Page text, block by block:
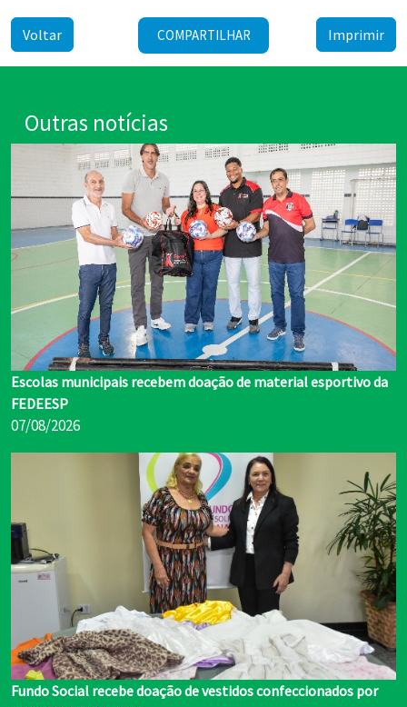
Outras notícias
Escolas municipais recebem doação de material esportivo da
FEDEESP
07/08/2026
Fundo Social recebe doação de vestidos confeccionados por
moradora de 89 anos